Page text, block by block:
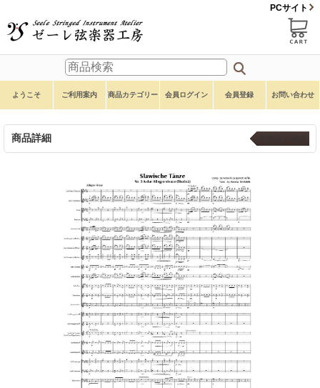
PCサイト
ようこそ ご利用案内 商品カテゴリー 会員ログイン 会員登録 お問い合わせ
商品詳細